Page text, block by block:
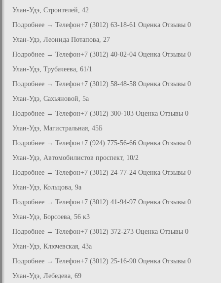
Улан-Удэ, Строителей, 42
Подробнее → Телефон+7 (3012) 63-18-61 Оценка Отзывы 0
Улан-Удэ, Леонида Потапова, 27
Подробнее → Телефон+7 (3012) 40-02-04 Оценка Отзывы 0
Улан-Удэ, Трубачеева, 61/1
Подробнее → Телефон+7 (3012) 58-48-58 Оценка Отзывы 0
Улан-Удэ, Сахьяновой, 5а
Подробнее → Телефон+7 (3012) 300-103 Оценка Отзывы 0
Улан-Удэ, Магистральная, 45Б
Подробнее → Телефон+7 (924) 775-56-66 Оценка Отзывы 0
Улан-Удэ, Автомобилистов проспект, 10/2
Подробнее → Телефон+7 (3012) 24-77-24 Оценка Отзывы 0
Улан-Удэ, Кольцова, 9а
Подробнее → Телефон+7 (3012) 41-94-97 Оценка Отзывы 0
Улан-Удэ, Борсоева, 56 к3
Подробнее → Телефон+7 (3012) 372-273 Оценка Отзывы 0
Улан-Удэ, Ключевская, 43а
Подробнее → Телефон+7 (3012) 25-16-90 Оценка Отзывы 0
Улан-Удэ, Лебедева, 69